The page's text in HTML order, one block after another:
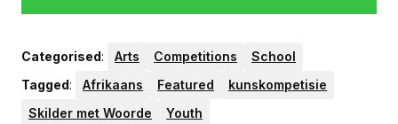
Categorised : Arts Competitions
School
Tagged : Afrikaans Featured
kunskompetisie
Skilder met Woorde
Youth